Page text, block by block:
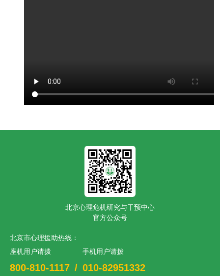
北京心理危机研究与干预中心
官方公众号
北京市心理援助热线：
座机用户请拨
800-810-1117 /
手机用户请拨
010-82951332